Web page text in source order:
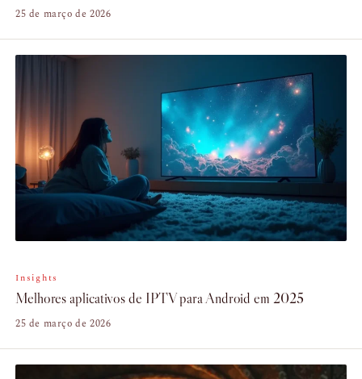
25 de março de 2026
Insights
Melhores aplicativos de IPTV para Android em 2025
25 de março de 2026